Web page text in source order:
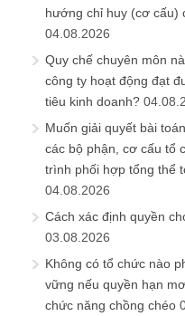
hướng chỉ huy (cơ cấu)
04.08.2026
Quy chế chuyên môn
công ty hoạt động đạt
tiêu kinh doanh?
Muốn giải quyết bài
các bộ phận, cơ cấu tổ
trình phối hợp tổng thể
04.08.2026
Cách xác định quyền
03.08.2026
Không có tổ chức nào
vững nếu quyền hạn
chức năng chồng chéo